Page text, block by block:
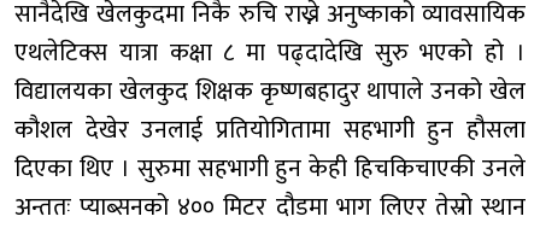
सानैदेखि खेलकुदमा निकै रुचि राख्ने अनुष्काको व्यावसायिक
एथलेटिक्स यात्रा कक्षा ८ मा पढ्दादेखि सुरु भएको हो ।
विद्यालयका खेलकुद शिक्षक कृष्णबहादुर थापाले उनको खेल
कौशल देखेर उनलाई प्रतियोगितामा सहभागी हुन हौसला
दिएका थिए । सुरुमा सहभागी हुन केही हिचकिचाएकी उनले
अन्ततः प्याब्सनको ४०० मिटर दौडमा भाग लिएर तेस्रो स्थान